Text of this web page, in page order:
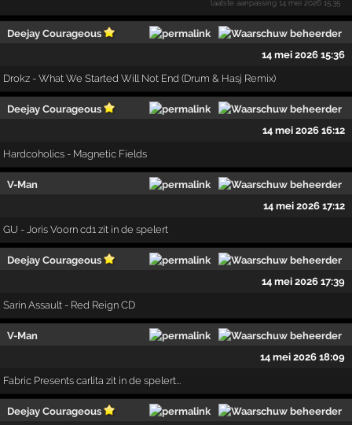
laatste aanpassing14 mei 2026 15:35
Deejay Courageous
14 mei 2026 15:36
Drokz - What We Started Will Not End (Drum & Hasj Remix)
Deejay Courageous
14 mei 2026 16:12
Hardcoholics - Magnetic Fields
V-Man
14 mei 2026 17:12
GU - Joris Voorn cd1 zit in de spelert
Deejay Courageous
14 mei 2026 17:39
Sarin Assault - Red Reign CD
V-Man
14 mei 2026 18:09
Fabric Presents carlita zit in de spelert...
Deejay Courageous